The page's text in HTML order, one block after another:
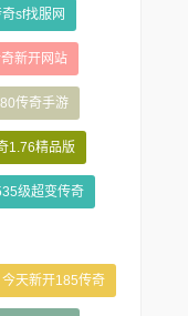
sf找服网
新开网站
传奇手游
1.76精品版
级超变传奇
今天新开185传奇